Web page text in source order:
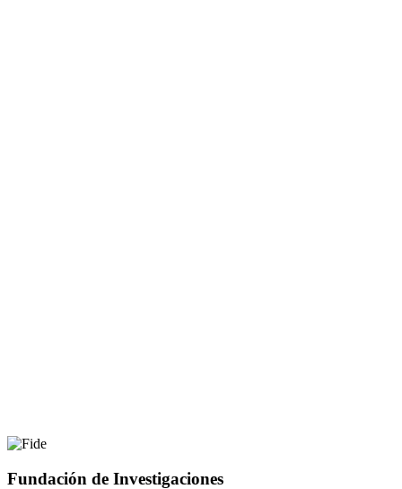
Fundación de Investigaciones